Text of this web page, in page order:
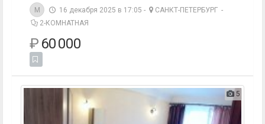
M 16 декабря 2025 в 17:05 - САНКТ-ПЕТЕРБУРГ -
2-КОМНАТНАЯ
₽ 60 000
5